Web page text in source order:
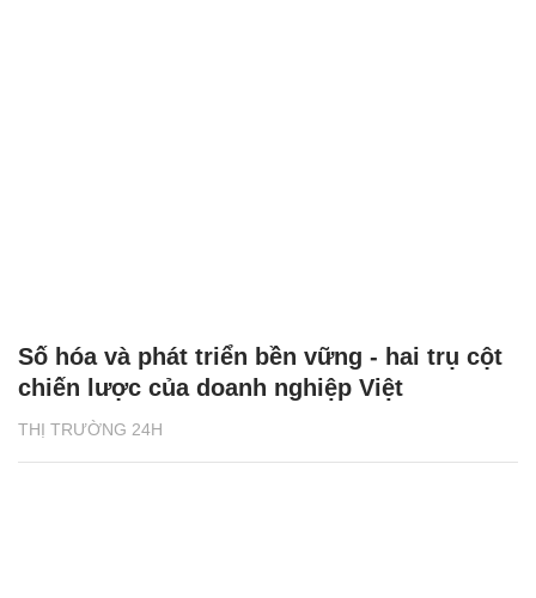
THỊ TRƯỜNG 24H
Số hóa và phát triển bền vững - hai trụ cột
chiến lược của doanh nghiệp Việt